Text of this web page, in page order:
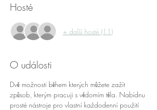
Hosté
+ další hosté (11)
O události
Dvě možnosti během kterých můžete zažít
způsob, kterým pracuji s vědomím těla. Nabídnu
prosté nástroje pro vlastní každodenní použití